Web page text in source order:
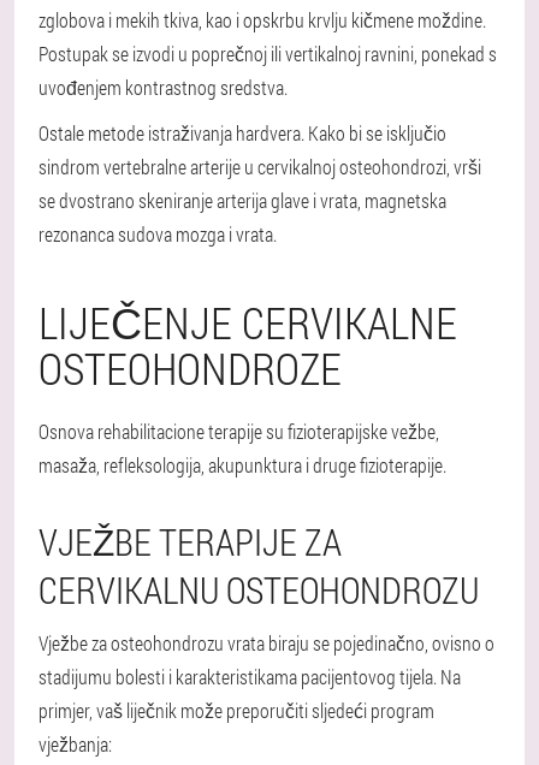
zglobova i mekih tkiva, kao i opskrbu krvlju kičmene moždine.
Postupak se izvodi u poprečnoj ili vertikalnoj ravnini, ponekad s
uvođenjem kontrastnog sredstva.
Ostale metode istraživanja hardvera. Kako bi se isključio
sindrom vertebralne arterije u cervikalnoj osteohondrozi, vrši
se dvostrano skeniranje arterija glave i vrata, magnetska
rezonanca sudova mozga i vrata.
LIJEČENJE CERVIKALNE
OSTEOHONDROZE
Osnova rehabilitacione terapije su fizioterapijske vežbe,
masaža, refleksologija, akupunktura i druge fizioterapije.
VJEŽBE TERAPIJE ZA
CERVIKALNU OSTEOHONDROZU
Vježbe za osteohondrozu vrata biraju se pojedinačno, ovisno o
stadijumu bolesti i karakteristikama pacijentovog tijela. Na
primjer, vaš liječnik može preporučiti sljedeći program
vježbanja: